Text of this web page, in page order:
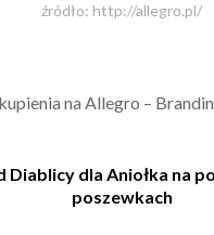
źródło: http://allegro.pl/
na Allegro –
Diablicy dla Aniołka na
poszewkach